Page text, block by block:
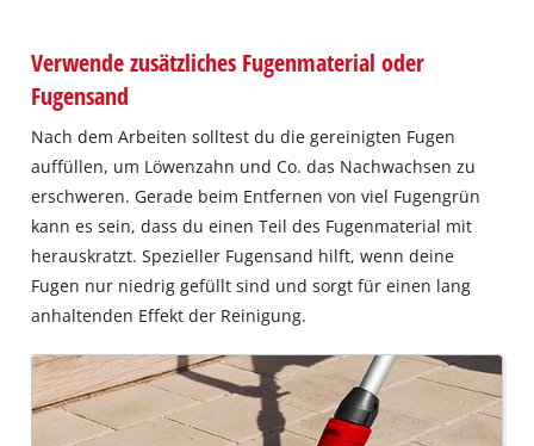
Verwende zusätzliches Fugenmaterial oder
Fugensand
Nach dem Arbeiten solltest du die gereinigten Fugen
auffüllen, um Löwenzahn und Co. das Nachwachsen zu
erschweren. Gerade beim Entfernen von viel Fugengrün
kann es sein, dass du einen Teil des Fugenmaterial mit
herauskratzt. Spezieller Fugensand hilft, wenn deine
Fugen nur niedrig gefüllt sind und sorgt für einen lang
anhaltenden Effekt der Reinigung.